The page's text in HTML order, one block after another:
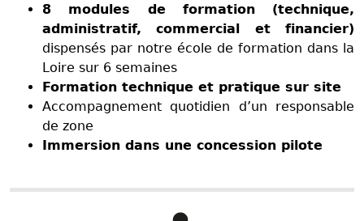
8 modules de formation (technique,
administratif, commercial et financier)
dispensés par notre école de formation dans la
Loire sur 6 semaines
Formation technique et pratique sur site
Accompagnement quotidien d’un responsable
de zone
Immersion dans une concession pilote